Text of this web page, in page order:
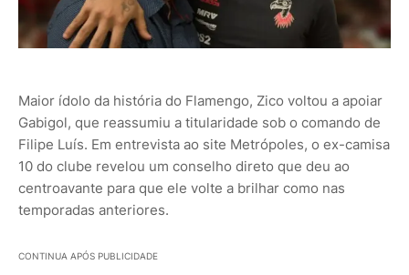
Maior ídolo da história do Flamengo, Zico voltou a apoiar
Gabigol, que reassumiu a titularidade sob o comando de
Filipe Luís. Em entrevista ao site Metrópoles, o ex-camisa
10 do clube revelou um conselho direto que deu ao
centroavante para que ele volte a brilhar como nas
temporadas anteriores.
CONTINUA APÓS PUBLICIDADE